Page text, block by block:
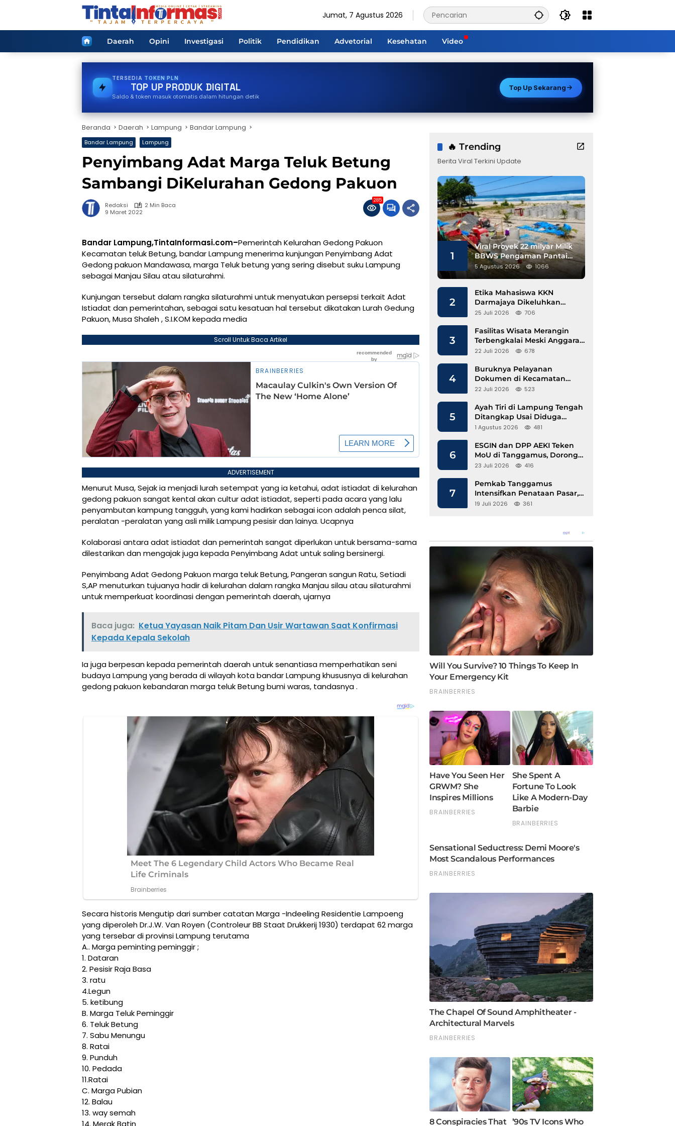
Jumat, 7 Agustus 2026
HomeDaerah Opini Investigasi Politik Pendidikan Advetorial Kesehatan Video
TERSEDIA PULSA
TOP UP PRODUK DIGITAL
Saldo & token masuk otomatis dalam hitungan detik
Top Up Sekarang
Beranda Daerah Lampung Bandar Lampung
Bandar Lampung Lampung
Penyimbang Adat Marga Teluk Betung
Sambangi DiKelurahan Gedong Pakuon
Redaksi
2 Min Baca
9 Maret 2022
285
Bandar Lampung,TintaInformasi.com–Pemerintah Kelurahan Gedong Pakuon
Kecamatan teluk Betung, bandar Lampung menerima kunjungan Penyimbang Adat
Gedong pakuon Mandawasa, marga Teluk betung yang sering disebut suku Lampung
sebagai Manjau Silau atau silaturahmi.
Kunjungan tersebut dalam rangka silaturahmi untuk menyatukan persepsi terkait Adat
Istiadat dan pemerintahan, sebagai satu kesatuan hal tersebut dikatakan Lurah Gedung
Pakuon, Musa Shaleh , S.I.KOM kepada media
Scroll Untuk Baca Artikel
ADVERTISEMENT
Menurut Musa, Sejak ia menjadi lurah setempat yang ia ketahui, adat istiadat di kelurahan
gedong pakuon sangat kental akan cultur adat istiadat, seperti pada acara yang lalu
penyambutan kampung tangguh, yang kami hadirkan sebagai icon adalah penca silat,
peralatan -peralatan yang asli milik Lampung pesisir dan lainya. Ucapnya
Kolaborasi antara adat istiadat dan pemerintah sangat diperlukan untuk bersama-sama
dilestarikan dan mengajak juga kepada Penyimbang Adat untuk saling bersinergi.
Penyimbang Adat Gedong Pakuon marga teluk Betung, Pangeran sangun Ratu, Setiadi
S,AP menuturkan tujuanya hadir di kelurahan dalam rangka Manjau silau atau silaturahmi
untuk memperkuat koordinasi dengan pemerintah daerah, ujarnya
Baca juga: Ketua Yayasan Naik Pitam Dan Usir Wartawan Saat Konfirmasi
Kepada Kepala Sekolah
Ia juga berpesan kepada pemerintah daerah untuk senantiasa memperhatikan seni
budaya Lampung yang berada di wilayah kota bandar Lampung khususnya di kelurahan
gedong pakuon kebandaran marga teluk Betung bumi waras, tandasnya .
Secara historis Mengutip dari sumber catatan Marga -Indeeling Residentie Lampoeng
yang diperoleh Dr.J.W. Van Royen (Controleur BB Staat Drukkerij 1930) terdapat 62 marga
yang tersebar di provinsi Lampung terutama
A.. Marga peminting peminggir ;
1. Dataran
2. Pesisir Raja Basa
3. ratu
4.Legun
5. ketibung
B. Marga Teluk Peminggir
6. Teluk Betung
7. Sabu Menungu
8. Ratai
9. Punduh
10. Pedada
11.Ratai
C. Marga Pubian
12. Balau
13. way semah
14. Merak Batin
🔥 Trending
Berita Viral Terkini Update
1
Viral Proyek 22 milyar Milik
BBWS Pengaman Pantai
Pesisir Barat Diduga
Gunakan Besi Banci
5 Agustus 2026 1066
2
Etika Mahasiswa KKN
Darmajaya Dikeluhkan
Kepala Pekon Sinar Jawa
25 Juli 2026 706
3
Fasilitas Wisata Merangin
Terbengkalai Meski Anggaran
Perawatan Terus Mengalir
22 Juli 2026 678
4
Buruknya Pelayanan
Dokumen di Kecamatan
Pangkalan Susu, Kinerja
22 Juli 2026 523
5
Ayah Tiri di Lampung Tengah
Ditangkap Usai Diduga
Hamili Anak di Bawah Umur
1 Agustus 2026 481
6
ESGIN dan DPP AEKI Teken
MoU di Tanggamus, Dorong
Ekonomi Hijau Berbasis Kopi
23 Juli 2026 416
7
Pemkab Tanggamus
Intensifkan Penataan Pasar,
Pedagang Diajak Tempati
19 Juli 2026 361